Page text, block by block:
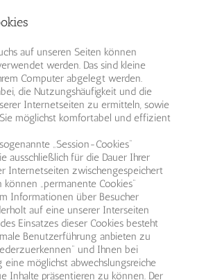
auf unseren Seiten können
werden. Das sind kleine
Computer abgelegt werden.
die Nutzungshäufigkeit und die
Internetseiten zu ermitteln, sowie
möglichst komfortabel und effizient
„Session-Cookies“
ausschließlich für die Dauer Ihrer
Internetseiten zwischengespeichert
„permanente Cookies“
Informationen über Besucher
auf eine unserer Interseiten
Einsatzes dieser Cookies besteht
Benutzerführung anbieten zu
und Ihnen bei
möglichst abwechslungsreiche
Inhalte präsentieren zu können. Der